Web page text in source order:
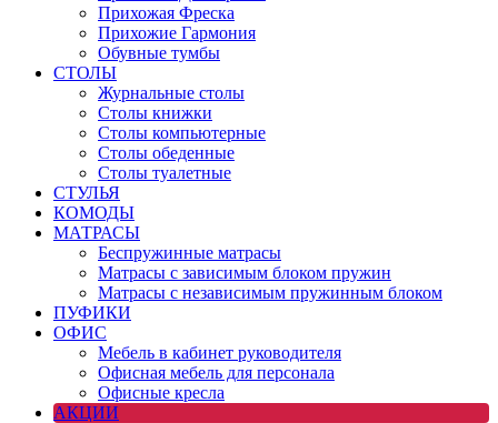
Прихожая Фреска
Прихожие Гармония
Обувные тумбы
СТОЛЫ
Журнальные столы
Столы книжки
Столы компьютерные
Столы обеденные
Столы туалетные
СТУЛЬЯ
КОМОДЫ
МАТРАСЫ
Беспружинные матрасы
Матрасы с зависимым блоком пружин
Матрасы с независимым пружинным блоком
ПУФИКИ
ОФИС
Мебель в кабинет руководителя
Офисная мебель для персонала
Офисные кресла
АКЦИИ